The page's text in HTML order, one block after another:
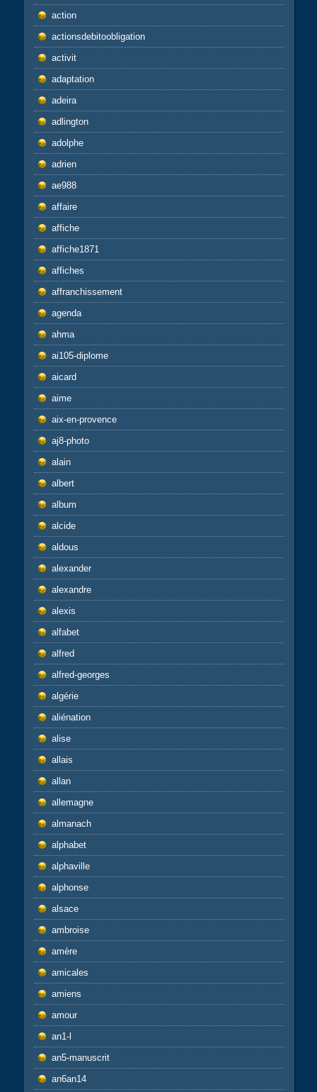
action
actionsdebitoobligation
activit
adaptation
adeira
adlington
adolphe
adrien
ae988
affaire
affiche
affiche1871
affiches
affranchissement
agenda
ahma
ai105-diplome
aicard
aime
aix-en-provence
aj8-photo
alain
albert
album
alcide
aldous
alexander
alexandre
alexis
alfabet
alfred
alfred-georges
algérie
aliénation
alise
allais
allan
allemagne
almanach
alphabet
alphaville
alphonse
alsace
ambroise
amère
amicales
amiens
amour
an1-l
an5-manuscrit
an6an14